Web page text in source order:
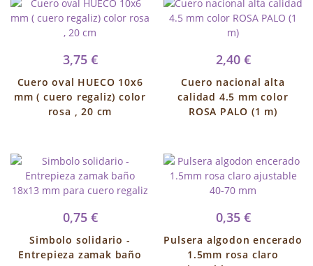
3,75 €
Cuero oval HUECO 10x6
mm ( cuero regaliz) color
rosa , 20 cm
2,40 €
Cuero nacional alta
calidad 4.5 mm color
ROSA PALO (1 m)
0,75 €
Simbolo solidario -
Entrepieza zamak baño
0,35 €
Pulsera algodon encerado
1.5mm rosa claro